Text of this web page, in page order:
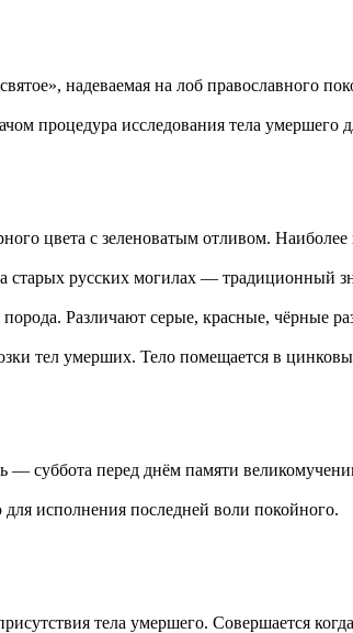
надеваемая на лоб православного
процедура исследования тела
цвета с зеленоватым отливом.
старых русских могилах — традиционный
Различают серые, красные, чёрные
тел умерших. Тело помещается в
суббота перед днём памяти
исполнения последней воли покойного.
тела умершего. Совершается